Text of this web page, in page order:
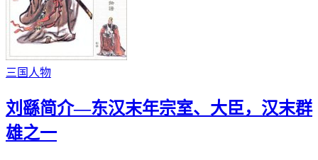
三国人物
刘繇简介—东汉末年宗室、大臣，汉末群
雄之一